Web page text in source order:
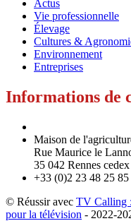
Actus
Vie professionnelle
Élevage
Cultures &
Environnement
Entreprises
Informations de
Maison de
Rue Maurice le
35 042 Rennes cedex
+33 (0)2 23 48 25 85
© Réussir avec TV Calling :
pour la télévision - 2022-